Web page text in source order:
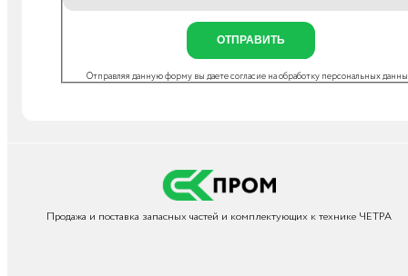
ОТПРАВИТЬ
Отправляя данную форму вы даете согласие наобработку персональных
Продажа и поставка запасных частей и комплектующих к технике ЧЕТРА